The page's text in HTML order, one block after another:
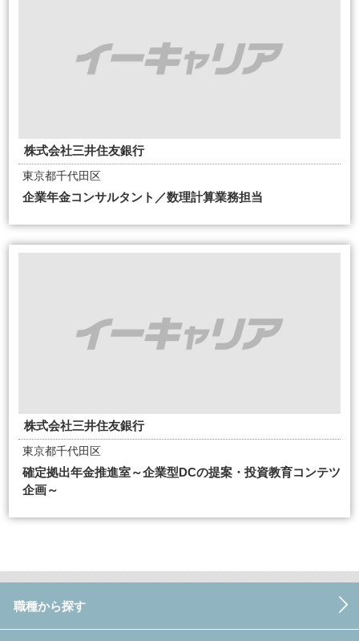
株式会社三井住友銀行
東京都千代田区
企業年金コンサルタント／数理計算業務担当
株式会社三井住友銀行
東京都千代田区
確定拠出年金推進室～企業型DCの提案・投資教育コンテツ
企画～
職種から探す